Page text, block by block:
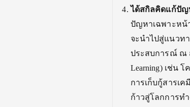
ได้สกิลคิดแก้ปัญ
ปัญหาเฉพาะหน้
จะนำไปสู่แนวท
ประสบการณ์ ณ ส
Learning) เช่น
การเก็บกู้สารเ
ก้าวสู่โลกการท